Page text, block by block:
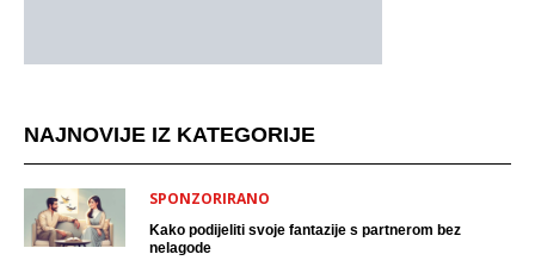
NAJNOVIJE IZ KATEGORIJE
SPONZORIRANO
Kako podijeliti svoje fantazije s partnerom bez
nelagode